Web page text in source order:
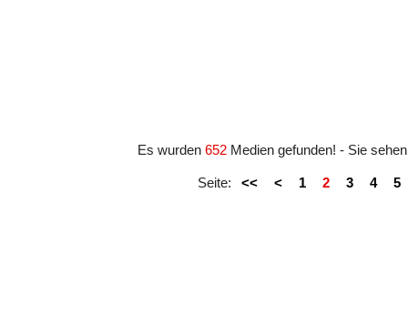
Es wurden 652 Medien gefunden! - Sie
Seite: << < 1 2 3 4 5